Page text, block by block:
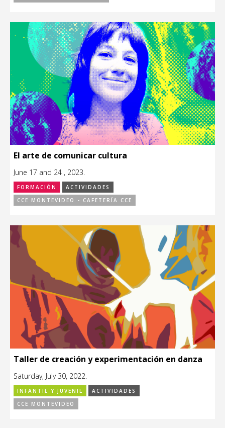
El arte de comunicar cultura
June 17 and 24 , 2023.
FORMACIÓN
ACTIVIDADES
CCE MONTEVIDEO - CAFETERÍA CCE
Taller de creación y experimentación en danza
Saturday, July 30, 2022.
INFANTIL Y JUVENIL
ACTIVIDADES
CCE MONTEVIDEO